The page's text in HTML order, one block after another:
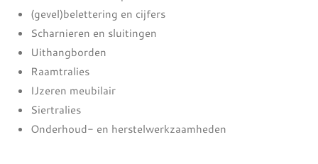
(gevel)belettering en cijfers
Scharnieren en sluitingen
Uithangborden
Raamtralies
IJzeren meubilair
Siertralies
Onderhoud- en herstelwerkzaamheden